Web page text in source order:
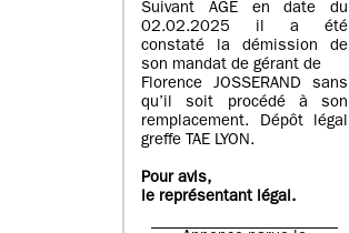
Suivant AGE en date du
02.02.2025 il a été
constaté la démission de
son mandat de gérant de
Florence JOSSERAND sans
qu’il soit procédé à son
remplacement. Dépôt légal
greffe TAE LYON.
Pour avis,
le représentant légal.